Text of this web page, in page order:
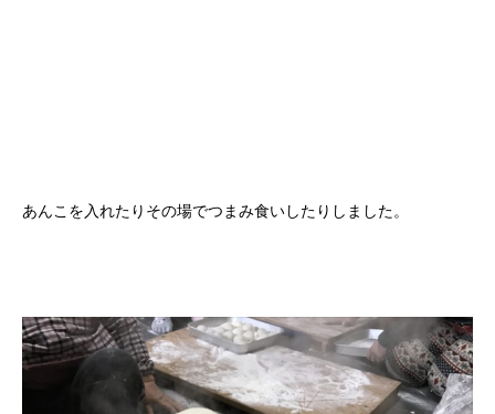
あんこを入れたりその場でつまみ食いしたりしました。